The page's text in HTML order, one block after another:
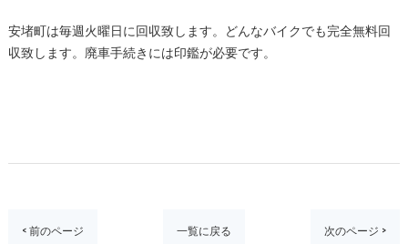
安堵町は毎週火曜日に回収致します。どんなバイクでも完全無料回
収致します。廃車手続きには印鑑が必要です。
< 前のページ 一覧に戻る 次のページ >